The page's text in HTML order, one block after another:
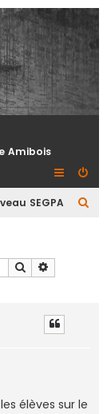
Amibois
SEGPA
Rechercher
élèves sur le